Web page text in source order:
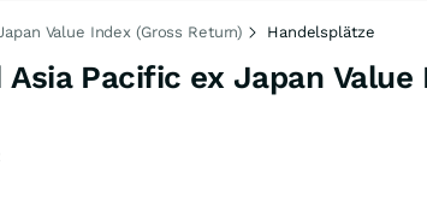
Value Index (Gross Return) Handelsplätze
Asia Pacific ex Japan Value